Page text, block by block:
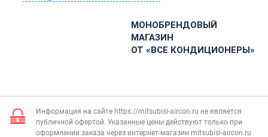
МОНОБРЕНДОВЫЙ
МАГАЗИН
ОТ «ВСЕ КОНДИЦИОНЕРЫ»
Информация на сайте https://mitsubisi-aircon.ru не является
публичной офертой. Указанные цены действуют только при
оформлении заказа через интернет-магазин mitsubisi-aircon.ru